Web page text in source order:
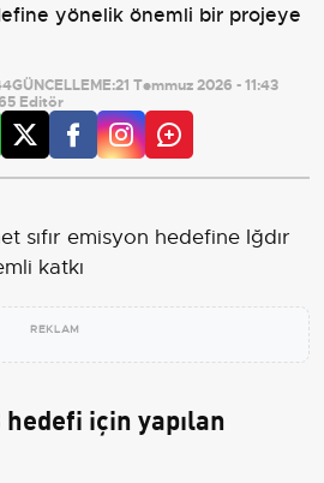
yönelik önemli bir projeye
GÜNCELLEME:21 Temmuz 2026 - 11:43
Editör
REKLAM
için yapılan